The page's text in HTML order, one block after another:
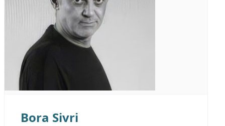
Bora Sivri